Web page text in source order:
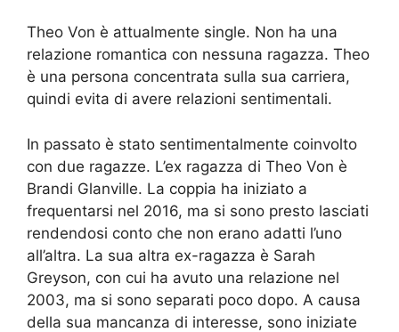
Theo Von è attualmente single. Non ha una
relazione romantica con nessuna ragazza. Theo
è una persona concentrata sulla sua carriera,
quindi evita di avere relazioni sentimentali.
In passato è stato sentimentalmente coinvolto
con due ragazze. L’ex ragazza di Theo Von è
Brandi Glanville. La coppia ha iniziato a
frequentarsi nel 2016, ma si sono presto lasciati
rendendosi conto che non erano adatti l’uno
all’altra. La sua altra ex-ragazza è Sarah
Greyson, con cui ha avuto una relazione nel
2003, ma si sono separati poco dopo. A causa
della sua mancanza di interesse, sono iniziate